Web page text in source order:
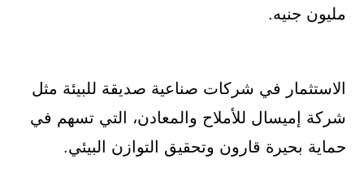
مليون جنيه.
الاستثمار في شركات صناعية صديقة للبيئة مثل
شركة إميسال للأملاح والمعادن، التي تسهم في
حماية بحيرة قارون وتحقيق التوازن البيئي.